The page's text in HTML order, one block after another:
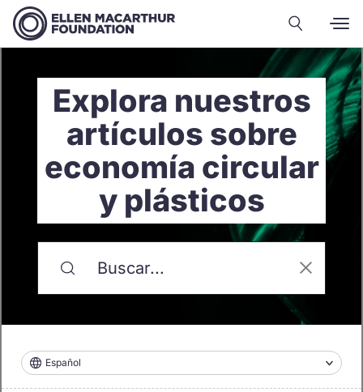
Explora nuestros
artículos sobre
economía circular
y plásticos
Español